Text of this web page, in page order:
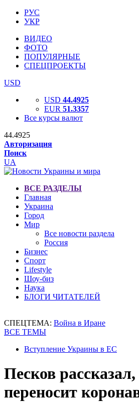
РУС
УКР
ВИДЕО
ФОТО
ПОПУЛЯРНЫЕ
СПЕЦПРОЕКТЫ
USD
USD 44.4925
EUR 51.3357
Все курсы валют
44.4925
Авторизация
Поиск
UA
ВСЕ РАЗДЕЛЫ
Главная
Украина
Город
Мир
Все новости раздела
Россия
Бизнес
Спорт
Lifestyle
Шоу-биз
Наука
БЛОГИ ЧИТАТЕЛЕЙ
СПЕЦТЕМА: Война в Иране
ВСЕ ТЕМЫ
Вступление Украины в ЕС
Песков
переносит